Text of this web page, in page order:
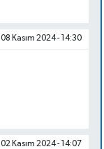
08 Kasım 2024 - 14:30
02 Kasım 2024 - 14:07